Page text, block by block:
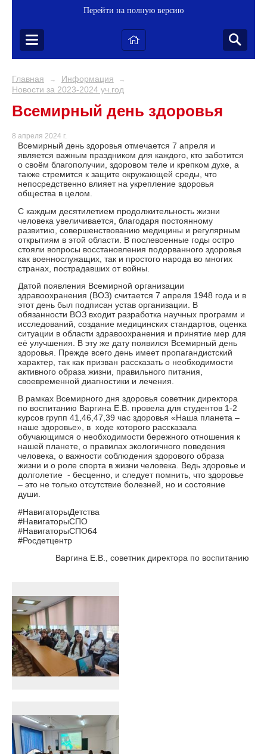
Перейти на полную версию
Главная → Информация →
Новости за 2023-2024 уч.год
Всемирный день здоровья
8 апреля 2024 г.
Всемирный день здоровья отмечается 7 апреля и
является важным праздником для каждого, кто заботится
о своём благополучии, здоровом теле и крепком духе, а
также стремится к защите окружающей среды, что
непосредственно влияет на укрепление здоровья
общества в целом.
С каждым десятилетием продолжительность жизни
человека увеличивается, благодаря постоянному
развитию, совершенствованию медицины и регулярным
открытиям в этой области. В послевоенные годы остро
стояли вопросы восстановления подорванного здоровья
как военнослужащих, так и простого народа во многих
странах, пострадавших от войны.
Датой появления Всемирной организации
здравоохранения (ВОЗ) считается 7 апреля 1948 года и в
этот день был подписан устав организации. В
обязанности ВОЗ входит разработка научных программ и
исследований, создание медицинских стандартов, оценка
ситуации в области здравоохранения и принятие мер для
её улучшения. В эту же дату появился Всемирный день
здоровья. Прежде всего день имеет пропагандистский
характер, так как призван рассказать о необходимости
активного образа жизни, правильного питания,
своевременной диагностики и лечения.
В рамках Всемирного дня здоровья советник директора
по воспитанию Варгина Е.В. провела для студентов 1-2
курсов групп 41,46,47,39 час здоровья «Наша планета –
наше здоровье», в ходе которого рассказала
обучающимся о необходимости бережного отношения к
нашей планете, о правилах экологичного поведения
человека, о важности соблюдения здорового образа
жизни и о роле спорта в жизни человека. Ведь здоровье и
долголетие - бесценно, и следует помнить, что здоровье
– это не только отсутствие болезней, но и состояние
души.
#НавигаторыДетства
#НавигаторыСПО
#НавигаторыСПО64
#Росдетцентр
Варгина Е.В., советник директора по воспитанию